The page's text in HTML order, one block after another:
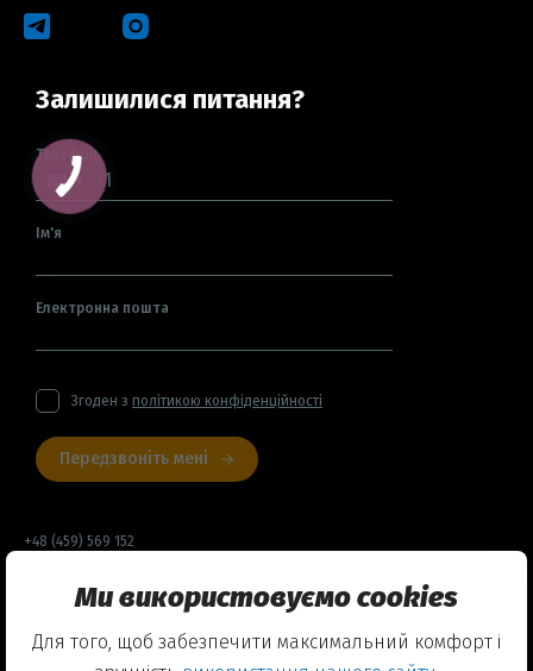
Залишилися питання?
Телефон
Ім'я
Електронна пошта
Згоден з політикою конфіденційності
Передзвоніть мені
+48 (459) 569 152
Договір оферти
Політика конфіденційності
Ми використовуємо cookies
Для того, щоб забезпечити максимальний комфорт і